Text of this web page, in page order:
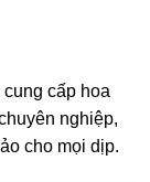
cấp hoa
nghiệp,
cho mọi dịp.